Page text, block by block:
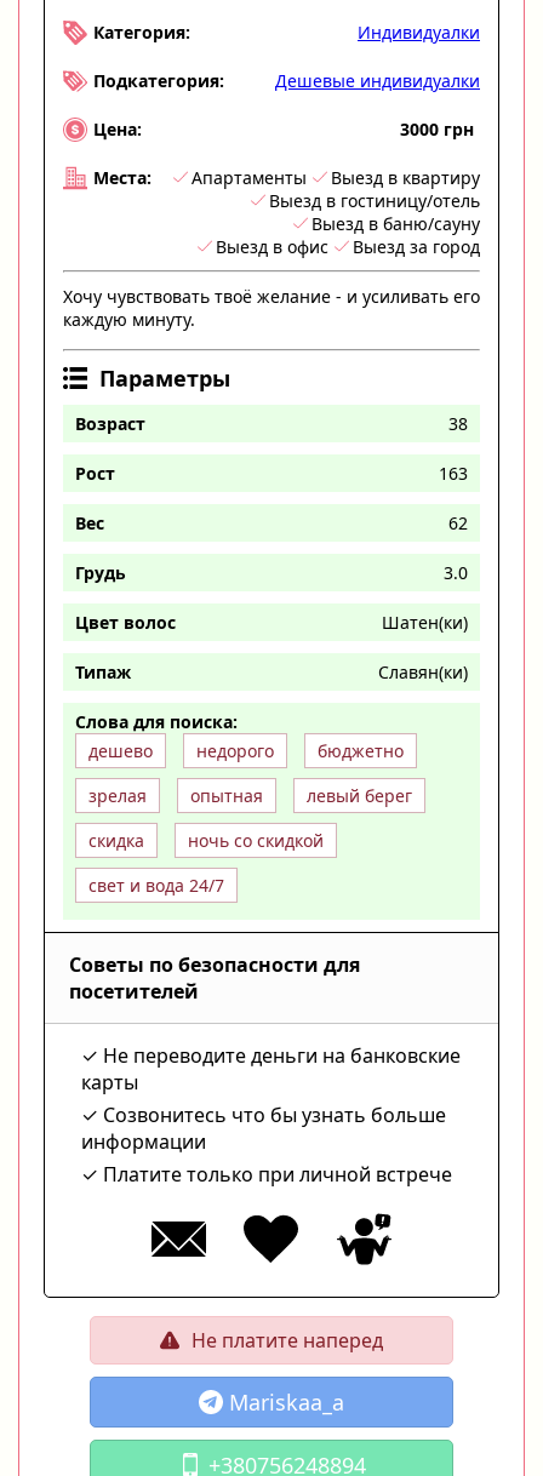
Категория: Индивидуалки
Подкатегория: Дешевые индивидуалки
Цена: 3000 грн
Места: Апартаменты
Выезд в квартиру
Выезд в гостиницу/отель
Выезд в баню/сауну
Выезд в офис
Выезд за город
Хочу чувствовать твоё желание - и усиливать его
каждую минуту.
Параметры
Возраст 38
Рост 163
Вес 62
Грудь 3.0
Цвет волос Шатен(ки)
Типаж Славян(ки)
Слова для поиска:
дешево
недорого
бюджетно
зрелая
опытная
левый берег
скидка
ночь со скидкой
свет и вода 24/7
Советы по безопасности для
посетителей
Не переводите деньги на банковские
карты
Созвонитесь что бы узнать больше
информации
Платите только при личной встрече
Не платите наперед
Mariskaa_a
+380756248894